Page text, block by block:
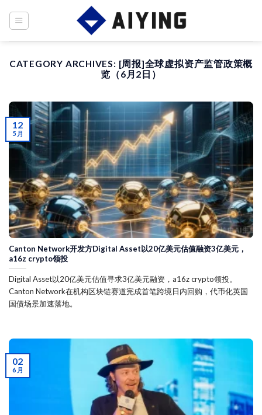
CATEGORY ARCHIVES: [周报]全球虚拟资产监管政策概
览（6月2日）
Canton Network开发方Digital Asset以20亿美元估值融资3亿美元，
a16z crypto领投
Digital Asset以20亿美元估值寻求3亿美元融资，a16z crypto领投。
Canton Network在机构区块链赛道完成首笔跨境日内回购，代币化英国
国债场景加速落地。
12
5 月
02
6 月